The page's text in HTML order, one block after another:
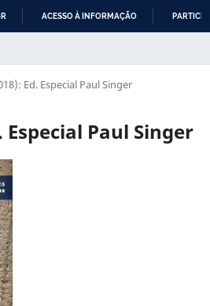
CONTEÚDO
ACESSO À INFORMAÇÃO
Ed. Especial Paul Singer
Especial Paul Singer